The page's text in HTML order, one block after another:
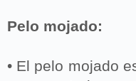
Pelo mojado:
• El pelo mojado